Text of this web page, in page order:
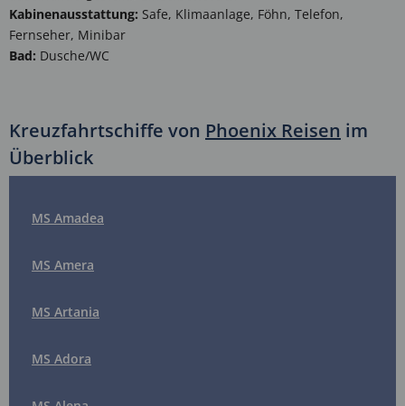
Kabinenausstattung: Safe, Klimaanlage, Föhn, Telefon,
Fernseher, Minibar
Bad: Dusche/WC
Kreuzfahrtschiffe von Phoenix Reisen im
Überblick
MS Amadea
MS Amera
MS Artania
MS Adora